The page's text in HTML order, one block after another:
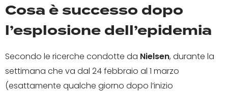
Cosa è successo dopo
l’esplosione dell’epidemia
Secondo le ricerche condotte da Nielsen, durante la
settimana che va dal 24 febbraio al 1 marzo
(esattamente qualche giorno dopo l’inizio